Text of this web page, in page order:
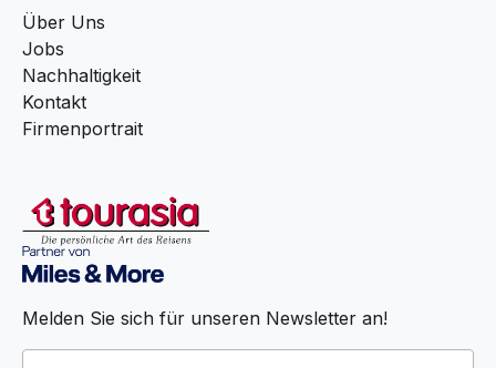
Über Uns
Jobs
Nachhaltigkeit
Kontakt
Firmenportrait
Melden Sie sich für unseren Newsletter an!